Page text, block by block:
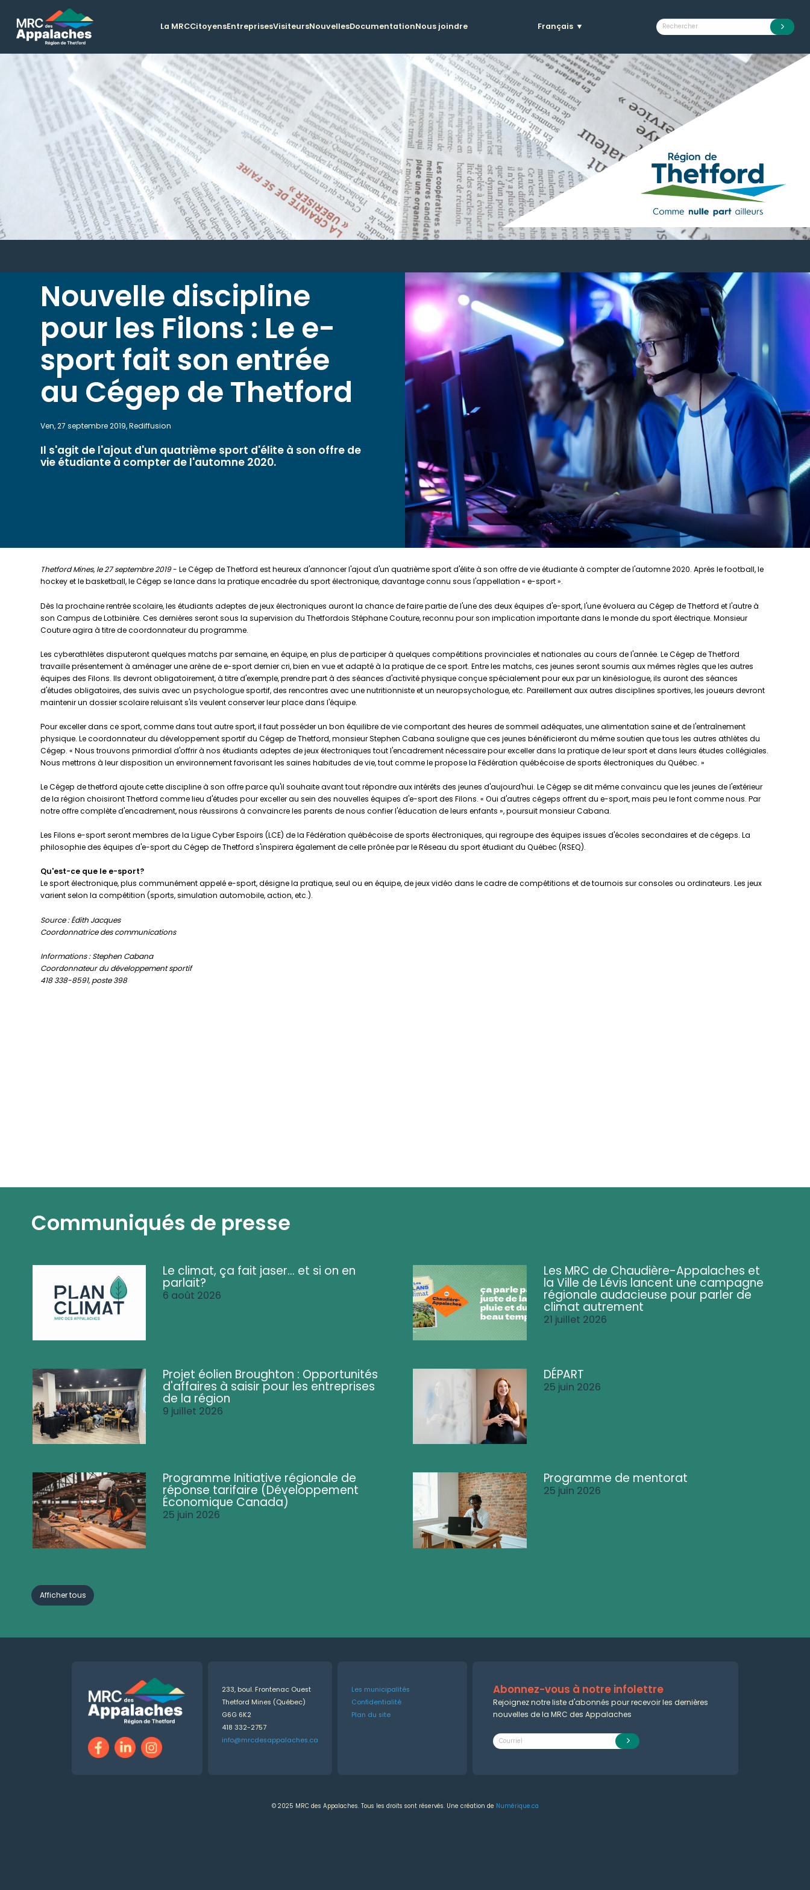
La MRCCitoyensEntreprisesVisiteursNouvellesDocumentationNous joindre Français ▼
Nouvelle discipline
pour les Filons : Le e-
sport fait son entrée
au Cégep de Thetford
Ven, 27 septembre 2019, Rediffusion
Il s'agit de l'ajout d'un quatrième sport d'élite à son offre de
vie étudiante à compter de l'automne 2020.
Thetford Mines, le 27 septembre 2019- Le Cégep de Thetford est heureux d'annoncer l'ajout d'un quatrième sport d'élite à son offre de vie étudiante à compter de l'automne 2020. Après le football, le
hockey et le basketball, le Cégep se lance dans la pratique encadrée du sport électronique, davantage connu sous l'appellation « e-sport ».
Dès la prochaine rentrée scolaire, les étudiants adeptes de jeux électroniques auront la chance de faire partie de l'une des deux équipes d'e-sport, l'une évoluera au Cégep de Thetford et l'autre à
son Campus de Lotbinière. Ces dernières seront sous la supervision du Thetfordois Stéphane Couture, reconnu pour son implication importante dans le monde du sport électrique. Monsieur
Couture agira à titre de coordonnateur du programme.
Les cyberathlètes disputeront quelques matchs par semaine, en équipe, en plus de participer à quelques compétitions provinciales et nationales au cours de l'année. Le Cégep de Thetford
travaille présentement à aménager une arène de e-sport dernier cri, bien en vue et adapté à la pratique de ce sport. Entre les matchs, ces jeunes seront soumis aux mêmes règles que les autres
équipes des Filons. Ils devront obligatoirement, à titre d'exemple, prendre part à des séances d'activité physique conçue spécialement pour eux par un kinésiologue, ils auront des séances
d'études obligatoires, des suivis avec un psychologue sportif, des rencontres avec une nutritionniste et un neuropsychologue, etc. Pareillement aux autres disciplines sportives, les joueurs devront
maintenir un dossier scolaire reluisant s'ils veulent conserver leur place dans l'équipe.
Pour exceller dans ce sport, comme dans tout autre sport, il faut posséder un bon équilibre de vie comportant des heures de sommeil adéquates, une alimentation saine et de l'entraînement
physique. Le coordonnateur du développement sportif du Cégep de Thetford, monsieur Stephen Cabana souligne que ces jeunes bénéficieront du même soutien que tous les autres athlètes du
Cégep. « Nous trouvons primordial d'offrir à nos étudiants adeptes de jeux électroniques tout l'encadrement nécessaire pour exceller dans la pratique de leur sport et dans leurs études collégiales.
Nous mettrons à leur disposition un environnement favorisant les saines habitudes de vie, tout comme le propose la Fédération québécoise de sports électroniques du Québec. »
Le Cégep de thetford ajoute cette discipline à son offre parce qu'il souhaite avant tout répondre aux intérêts des jeunes d'aujourd'hui. Le Cégep se dit même convaincu que les jeunes de l'extérieur
de la région choisiront Thetford comme lieu d'études pour exceller au sein des nouvelles équipes d'e-sport des Filons. « Oui d'autres cégeps offrent du e-sport, mais peu le font comme nous. Par
notre offre complète d'encadrement, nous réussirons à convaincre les parents de nous confier l'éducation de leurs enfants », poursuit monsieur Cabana.
Les Filons e-sport seront membres de la Ligue Cyber Espoirs (LCE) de la Fédération québécoise de sports électroniques, qui regroupe des équipes issues d'écoles secondaires et de cégeps. La
philosophie des équipes d'e-sport du Cégep de Thetford s'inspirera également de celle prônée par le Réseau du sport étudiant du Québec (RSEQ).
Qu'est-ce que le e-sport?
Le sport électronique, plus communément appelé e-sport, désigne la pratique, seul ou en équipe, de jeux vidéo dans le cadre de compétitions et de tournois sur consoles ou ordinateurs. Les jeux
varient selon la compétition (sports, simulation automobile, action, etc.).
Source : Édith Jacques
Coordonnatrice des communications
Informations : Stephen Cabana
Coordonnateur du développement sportif
418 338-8591, poste 398
Communiqués de presse
Le climat, ça fait jaser... et si on en
parlait?
6 août 2026
Les MRC de Chaudière-Appalaches et
la Ville de Lévis lancent une campagne
régionale audacieuse pour parler de
climat autrement
21 juillet 2026
Projet éolien Broughton : Opportunités
d'affaires à saisir pour les entreprises
de la région
9 juillet 2026
DÉPART
25 juin 2026
Programme Initiative régionale de
réponse tarifaire (Développement
Économique Canada)
25 juin 2026
Programme de mentorat
25 juin 2026
Afficher tous
233, boul. Frontenac Ouest
Thetford Mines (Québec)
G6G 6K2
418 332-2757
info@mrcdesappalaches.ca
Les municipalités
Confidentialité
Plan du site
Abonnez-vous à notre infolettre
Rejoignez notre liste d'abonnés pour recevoir les dernières
nouvelles de la MRC des Appalaches
© 2025 MRC des Appalaches. Tous les droits sont réservés. Une création de Numérique.ca